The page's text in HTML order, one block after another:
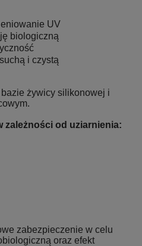
UV
biologiczną
i czystą
żywicy silikonowej i
zależności od uziarnienia:
zabezpieczenie w celu
oraz efekt